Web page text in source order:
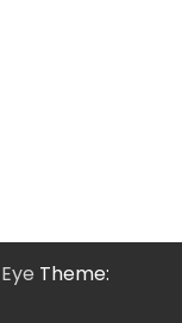
Theme: